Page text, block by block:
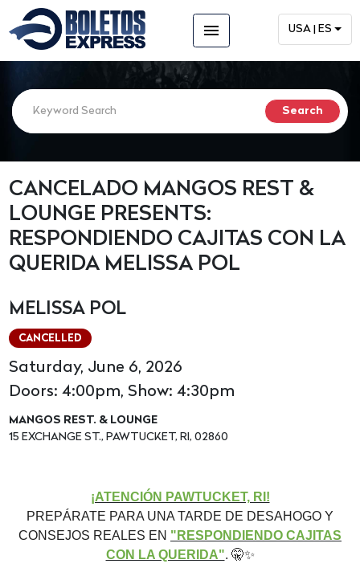
menu USA | ES
CANCELADO MANGOS REST &
LOUNGE PRESENTS:
RESPONDIENDO CAJITAS CON LA
QUERIDA MELISSA POL
MELISSA POL
CANCELLED
Saturday, June 6, 2026
Doors: 4:00pm, Show: 4:30pm
MANGOS REST. & LOUNGE
15 EXCHANGE ST., PAWTUCKET, RI, 02860
¡ATENCIÓN PAWTUCKET, RI!
PREPÁRATE PARA UNA TARDE DE DESAHOGO Y
CONSEJOS REALES EN "RESPONDIENDO CAJITAS
CON LA QUERIDA". 🤫✨